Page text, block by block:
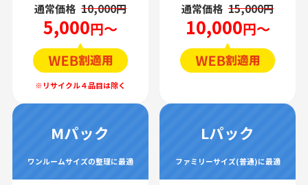
通常価格 10,000円
5,000円～
通常価格 15,000円
10,000円～
Mパック
ワンルームサイズの整理に最適
Lパック
ファミリーサイズ(普通)に最適